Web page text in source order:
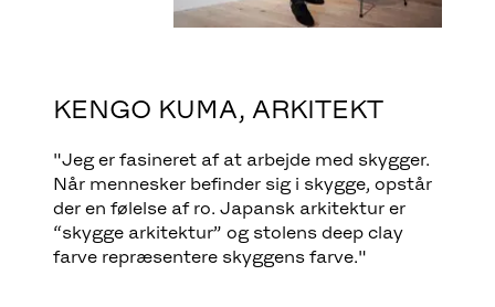
KENGO KUMA, ARKITEKT
"Jeg er fasineret af at arbejde med skygger.
Når mennesker befinder sig i skygge, opstår
der en følelse af ro. Japansk arkitektur er
“skygge arkitektur” og stolens deep clay
farve repræsentere skyggens farve."